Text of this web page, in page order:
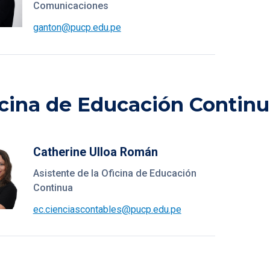
Comunicaciones
ganton@pucp.edu.pe
de Educación
Catherine Ulloa Román
Asistente de la Oficina de Educación
Continua
ec.cienciascontables@pucp.edu.pe